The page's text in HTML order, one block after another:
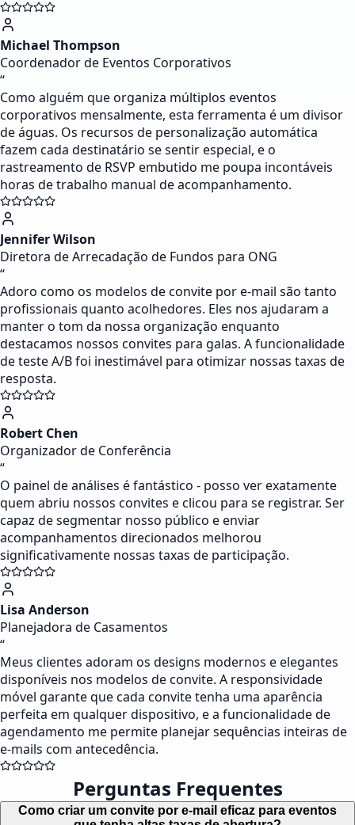
Michael Thompson
Coordenador de Eventos Corporativos
“
Como alguém que organiza múltiplos eventos
corporativos mensalmente, esta ferramenta é um divisor
de águas. Os recursos de personalização automática
fazem cada destinatário se sentir especial, e o
rastreamento de RSVP embutido me poupa incontáveis
horas de trabalho manual de acompanhamento.
Jennifer Wilson
Diretora de Arrecadação de Fundos para ONG
“
Adoro como os modelos de convite por e-mail são tanto
profissionais quanto acolhedores. Eles nos ajudaram a
manter o tom da nossa organização enquanto
destacamos nossos convites para galas. A funcionalidade
de teste A/B foi inestimável para otimizar nossas taxas de
resposta.
Robert Chen
Organizador de Conferência
“
O painel de análises é fantástico - posso ver exatamente
quem abriu nossos convites e clicou para se registrar. Ser
capaz de segmentar nosso público e enviar
acompanhamentos direcionados melhorou
significativamente nossas taxas de participação.
Lisa Anderson
Planejadora de Casamentos
“
Meus clientes adoram os designs modernos e elegantes
disponíveis nos modelos de convite. A responsividade
móvel garante que cada convite tenha uma aparência
perfeita em qualquer dispositivo, e a funcionalidade de
agendamento me permite planejar sequências inteiras de
e-mails com antecedência.
Perguntas Frequentes
Como criar um convite por e-mail eficaz para eventos